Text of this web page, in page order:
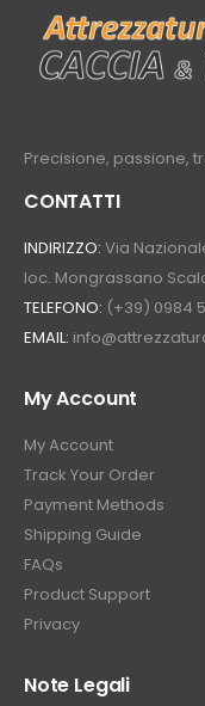
Precisione, passione,
CONTATTI
INDIRIZZO: Via
loc. Mongrassano
TELEFONO: (+39) 0984
EMAIL:
My Account
My Account
Track Your Order
Payment Methods
Shipping Guide
FAQs
Product Support
Privacy
Note Legali